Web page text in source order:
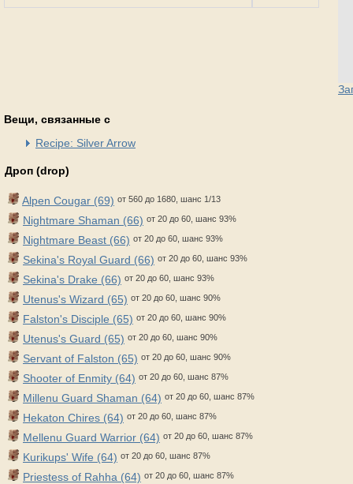
Вещи, связанные с
Recipe: Silver Arrow
Дроп (drop)
Alpen Cougar (69) от 560 до 1680, шанс 1/13
Nightmare Shaman (66) от 20 до 60, шанс 93%
Nightmare Beast (66) от 20 до 60, шанс 93%
Sekina's Royal Guard (66) от 20 до 60, шанс 93%
Sekina's Drake (66) от 20 до 60, шанс 93%
Utenus's Wizard (65) от 20 до 60, шанс 90%
Falston's Disciple (65) от 20 до 60, шанс 90%
Utenus's Guard (65) от 20 до 60, шанс 90%
Servant of Falston (65) от 20 до 60, шанс 90%
Shooter of Enmity (64) от 20 до 60, шанс 87%
Millenu Guard Shaman (64) от 20 до 60, шанс 87%
Hekaton Chires (64) от 20 до 60, шанс 87%
Mellenu Guard Warrior (64) от 20 до 60, шанс 87%
Kurikups' Wife (64) от 20 до 60, шанс 87%
Priestess of Rahha (64) от 20 до 60, шанс 87%